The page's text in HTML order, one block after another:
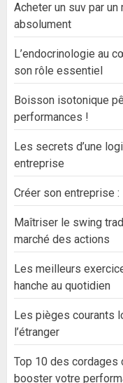
Acheter un suv par
absolument
L’endocrinologie au
son rôle essentiel
Boisson isotonique
performances !
Les secrets d’une
entreprise
Créer son entreprise
Maîtriser le swing
marché des actions
Les meilleurs
hanche au quotidien
Les pièges courants
l’étranger
Top 10 des
booster votre